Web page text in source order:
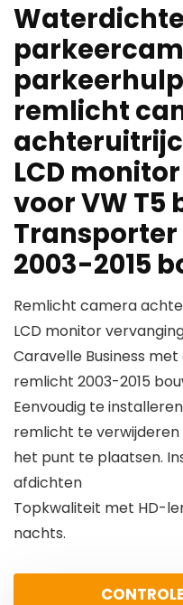
Waterdichte
remlicht
LCD
voor VW T5
2003-2015
Remlicht camera
LCD monitor
Caravelle Business
remlicht 2003-2015
Eenvoudig te
remlicht te
het punt te plaatsen.
afdichten
Topkwaliteit met HD-
nachts.